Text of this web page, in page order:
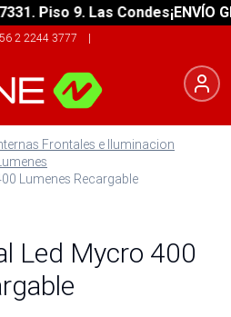
Piso 9. Las Condes¡ENVÍO
2 2244 3777 |
Frontales e Iluminacion
Lumenes Recargable
Led Mycro 400